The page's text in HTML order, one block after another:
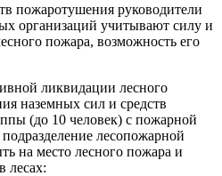
пожаротушения руководители
организаций учитывают силу и
пожара, возможность его
ликвидации лесного
наземных сил и средств
(до 10 человек) с пожарной
лесопожарной
на место лесного пожара и
лесах: